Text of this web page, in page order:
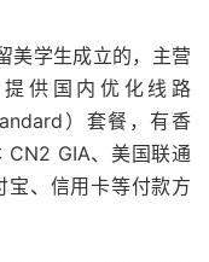
美学生成立的，主营
供国内优化线路
）套餐，有香
GIA、美国联通
宝、信用卡等付款方